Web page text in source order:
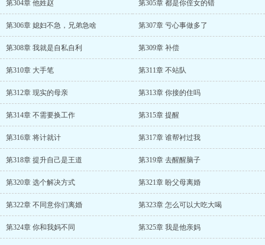
第304章 他姓赵 第305章 都是你侄女的错
第306章 媳妇不急，兄弟急啥 第307章 亏心事做多了
第308章 我就是自私自利 第309章 补偿
第310章 大手笔 第311章 不站队
第312章 现实的母亲 第313章 你接的住吗
第314章 不需要换工作 第315章 提醒
第316章 将计就计 第317章 谁帮衬过我
第318章 提升自己是王道 第319章 去醒醒脑子
第320章 选个解决方式 第321章 盼父母离婚
第322章 不同意你们离婚 第323章 怎么可以大吃大喝
第324章 你和我妈不同 第325章 我是他亲妈